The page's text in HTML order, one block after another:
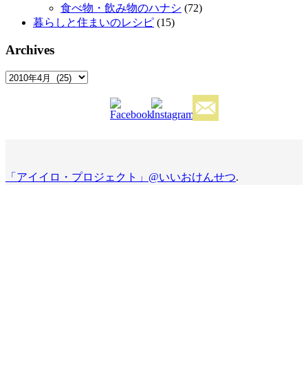
食べ物・飲み物のハナシ (72)
暮らしと住まいのレシピ (15)
Archives
Archives
「アイイロ・プロジェクト」@いいおけんせつ.